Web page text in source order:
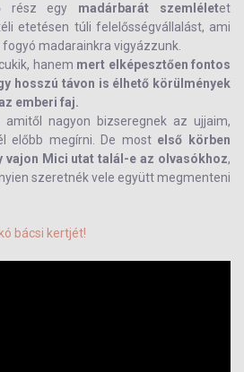
rész egy madárbarát szemléletet
etetésen túli felelősségvállalást, ami
madarainkra vigyázzunk.
hanem mert elképesztően fontos
hosszú távon is élhető körülmények
emberi faj.
nagyon bizseregnek az ujjaim,
előbb megírni. De most első körben
vajon Mici utat talál-e az olvasókhoz,
szeretnék vele együtt megmenteni
bácsi kertjét!